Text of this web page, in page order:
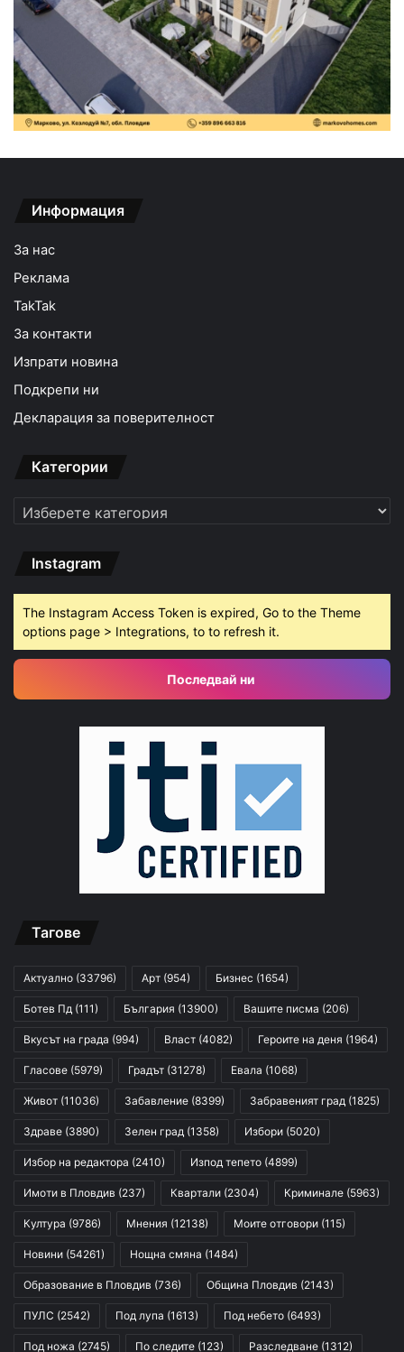
Информация
За нас
Реклама
TakTak
За контакти
Изпрати новина
Подкрепи ни
Декларация за поверителност
Категории
Категории
Instagram
The Instagram Access Token is expired, Go to the Theme
options page > Integrations, to to refresh it.
Последвай ни
Тагове
Актуално (33796) Арт (954) Бизнес (1654)
Ботев Пд (111) България (13900) Вашите писма (206)
Вкусът на града (994) Власт (4082) Героите на деня (1964)
Гласове (5979) Градът (31278) Евала (1068)
Живот (11036) Забавление (8399) Забравеният град (1825)
Здраве (3890) Зелен град (1358) Избори (5020)
Избор на редактора (2410) Изпод тепето (4899)
Имоти в Пловдив (237) Квартали (2304) Криминале (5963)
Култура (9786) Мнения (12138) Моите отговори (115)
Новини (54261) Нощна смяна (1484)
Образование в Пловдив (736) Община Пловдив (2143)
ПУЛС (2542) Под лупа (1613) Под небето (6493)
Под ножа (2745) По следите (123) Разследване (1312)